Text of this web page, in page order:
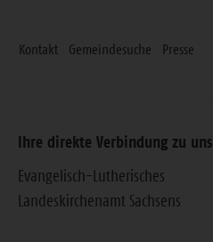
Kontakt Gemeindesuche Presse
Ihre direkte Verbindung zu uns
Evangelisch-Lutherisches
Landeskirchenamt Sachsens